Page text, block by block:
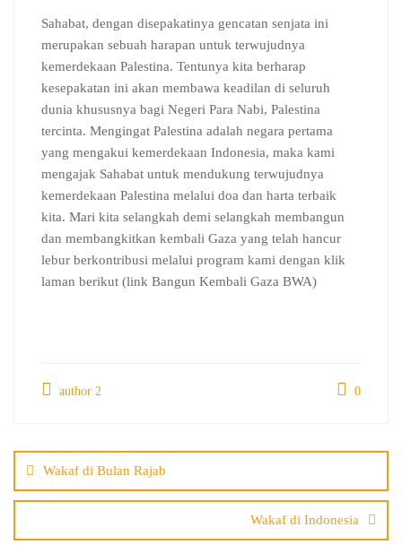
Sahabat, dengan disepakatinya gencatan senjata ini
merupakan sebuah harapan untuk terwujudnya
kemerdekaan Palestina. Tentunya kita berharap
kesepakatan ini akan membawa keadilan di seluruh
dunia khususnya bagi Negeri Para Nabi, Palestina
tercinta. Mengingat Palestina adalah negara pertama
yang mengakui kemerdekaan Indonesia, maka kami
mengajak Sahabat untuk mendukung terwujudnya
kemerdekaan Palestina melalui doa dan harta terbaik
kita. Mari kita selangkah demi selangkah membangun
dan membangkitkan kembali Gaza yang telah hancur
lebur berkontribusi melalui program kami dengan klik
laman berikut (link Bangun Kembali Gaza BWA)
author 2 0
navigation
Wakaf di Bulan Rajab
Wakaf di Indonesia